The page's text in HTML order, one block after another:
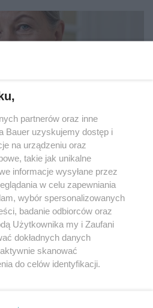
odmienił moje życie. Nie
zrobię...!”
partnerów oraz inne
Bauer uzyskujemy dostęp i
na urządzeniu oraz
takie jak unikalne
informacje wysyłane przez
w celu zapewniania
wybór spersonalizowanych
badanie odbiorców oraz
Użytkownika my i Zaufani
dokładnych danych
skanować
do celów identyfikacji.